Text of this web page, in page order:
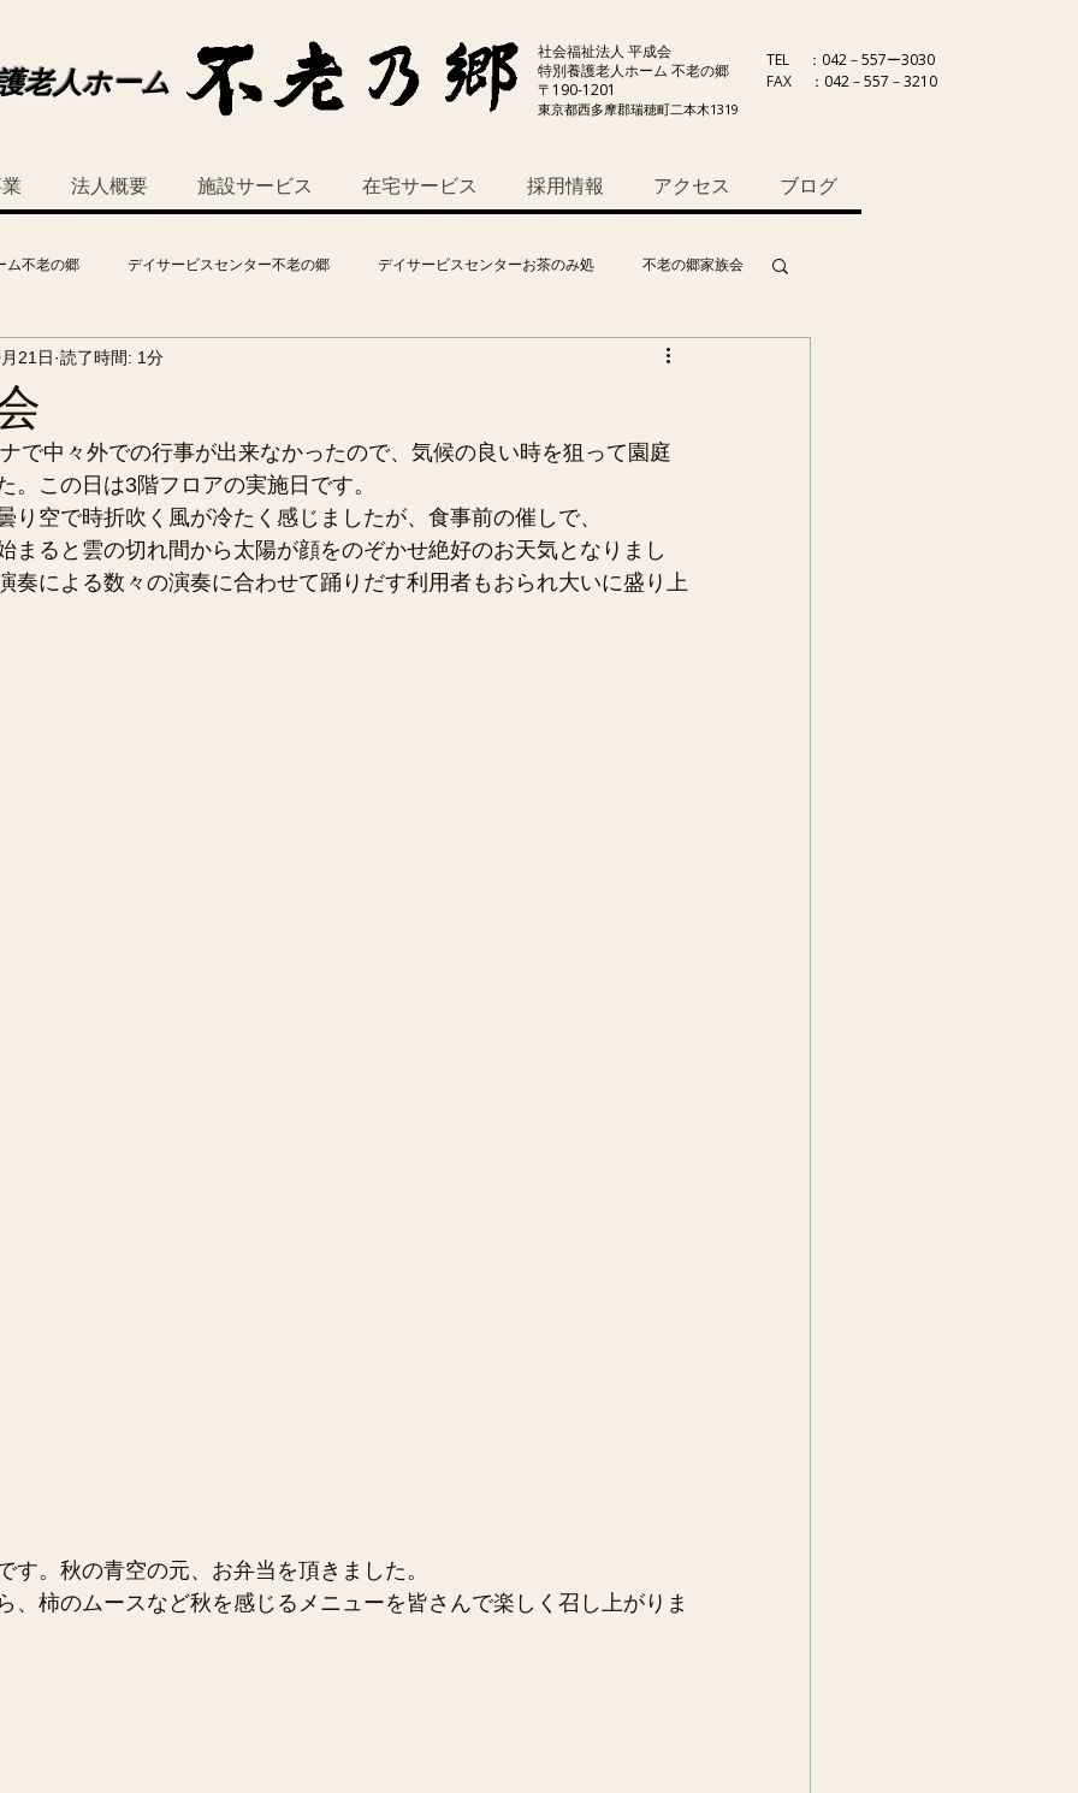
老人ホーム
社会福祉法人 平成会
特別養護老人ホーム 不老の郷
〒190-1201
東京都西多摩郡瑞穂町二本木1319
TEL
：042－557ー3030
FAX
：042－557－3210
法人概要 施設サービス 在宅サービス 採用情報 アクセス ブログ
ム不老の郷 デイサービスセンター不老の郷 デイサービスセンターお茶のみ処 不老の郷家族会
21日 読了時間: 1分
で中々外での行事が出来なかったので、気候の良い時を狙って園庭
。この日は3階フロアの実施日です。
り空で時折吹く風が冷たく感じましたが、食事前の催しで、
まると雲の切れ間から太陽が顔をのぞかせ絶好のお天気となりまし
奏による数々の演奏に合わせて踊りだす利用者もおられ大いに盛り上
す。秋の青空の元、お弁当を頂きました。
、柿のムースなど秋を感じるメニューを皆さんで楽しく召し上がりま